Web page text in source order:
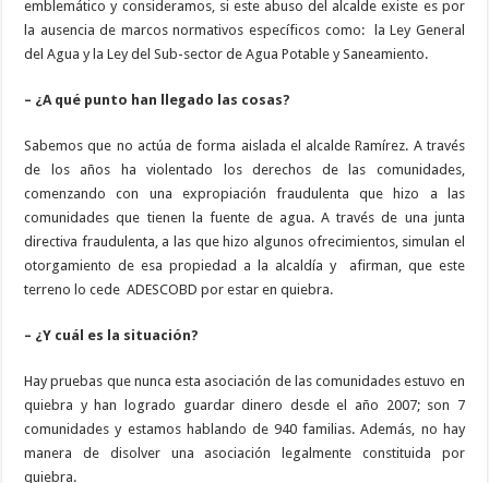
emblemático y consideramos, si este abuso del alcalde existe es por
la ausencia de marcos normativos específicos como:
la Ley General
del Agua y la Ley del Sub-sector de Agua Potable y Saneamiento.
– ¿A qué punto han llegado las cosas?
Sabemos que no actúa de forma aislada el alcalde Ramírez. A través
de los años ha violentado los derechos de las comunidades,
comenzando con una expropiación fraudulenta que hizo a las
comunidades que tienen la fuente de agua. A través de una junta
directiva fraudulenta, a las que hizo algunos ofrecimientos, simulan el
otorgamiento de esa propiedad a la alcaldía y
afirman, que este
terreno lo cede ADESCOBD por estar en quiebra.
– ¿Y cuál es la situación?
Hay pruebas que nunca esta asociación de las comunidades estuvo en
quiebra y han logrado guardar dinero desde el año 2007; son 7
comunidades y estamos hablando de 940 familias. Además, no hay
manera de disolver una asociación legalmente constituida por
quiebra.